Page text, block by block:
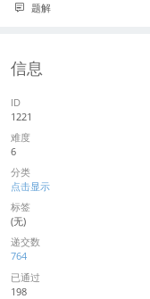
题解
信息
ID
1221
难度
6
分类
点击显示
标签
(无)
递交数
764
已通过
198